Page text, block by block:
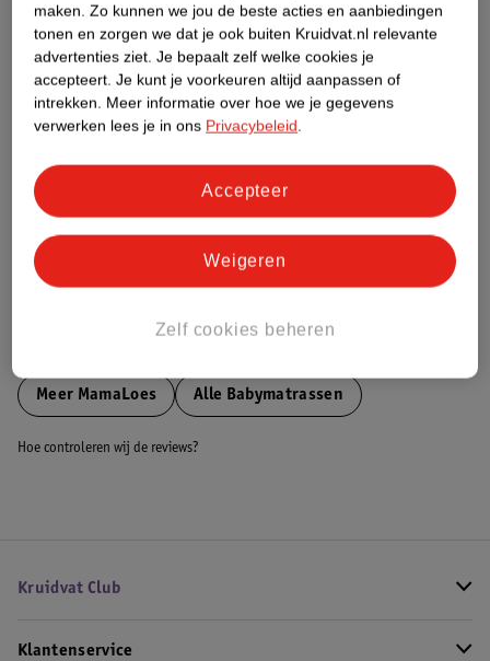
Etiketinformatie
Nature Impact Score
Dit product heeft (nog) geen Nature
Bestel & Bezorginformatie
Meer MamaLoes Alle Babymatrassen
Hoe controleren wij de reviews?
Kruidvat Club
Klantenservice
maken. Zo kunnen we jou de beste acties en aanbiedingen
tonen en zorgen we dat je ook buiten Kruidvat.nl relevante
advertenties ziet. Je bepaalt zelf welke cookies je
accepteert. Je kunt je voorkeuren altijd aanpassen of
intrekken. Meer informatie over hoe we je gegevens
verwerken lees je in ons Privacybeleid.
Zelf cookies beheren
Weigeren
Accepteer